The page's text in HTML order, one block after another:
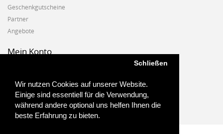
Wir nutzen Cookies auf unserer Website.
Einige sind essentiell für die Verwendung,
während andere optional uns helfen Ihnen die
beste Erfahrung zu bieten.
Schließen
Geschenkgutscheine
Partner
Angebote
Mein Konto
Auftragshistorie
Wunschzettel
Newsletter